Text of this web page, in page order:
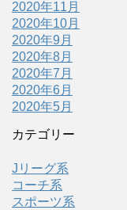
2020年11月
2020年10月
2020年9月
2020年8月
2020年7月
2020年6月
2020年5月
カテゴリー
Jリーグ系
コーチ系
スポーツ系